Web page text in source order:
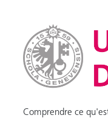
Comprendre ce